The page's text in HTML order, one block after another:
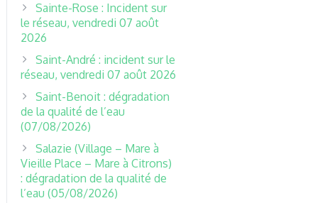
Sainte-Rose : Incident sur
le réseau, vendredi 07 août
2026
Saint-André : incident sur le
réseau, vendredi 07 août 2026
Saint-Benoit : dégradation
de la qualité de l’eau
(07/08/2026)
Salazie (Village – Mare à
Vieille Place – Mare à Citrons)
: dégradation de la qualité de
l’eau (05/08/2026)